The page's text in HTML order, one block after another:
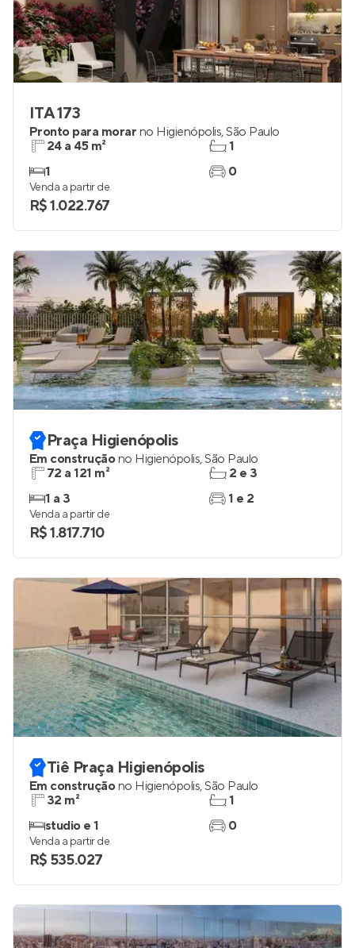
ITA 173
Pronto para morar no Higienópolis,São Paulo
24 a 45 m²
1
1
0
Venda a partir de
R$ 1.022.767
Praça Higienópolis
Em construçãono Higienópolis,São Paulo
72 a 121 m²
1 a 3
2 e 3
1 e 2
Venda a partir de
R$ 1.817.710
Tiê Praça Higienópolis
Em construçãono Higienópolis,São Paulo
32 m²
studio e 1
1
0
Venda a partir de
R$ 535.027